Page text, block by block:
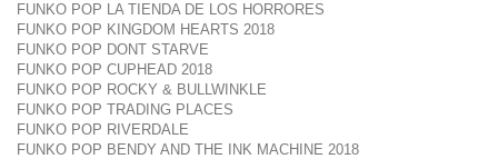
FUNKO POP LA TIENDA DE LOS HORRORES
FUNKO POP KINGDOM HEARTS 2018
FUNKO POP DONT STARVE
FUNKO POP CUPHEAD 2018
FUNKO POP ROCKY & BULLWINKLE
FUNKO POP TRADING PLACES
FUNKO POP RIVERDALE
FUNKO POP BENDY AND THE INK MACHINE 2018